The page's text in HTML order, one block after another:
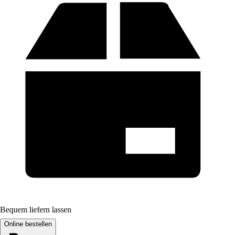
Bequem liefern lassen
Online bestellen